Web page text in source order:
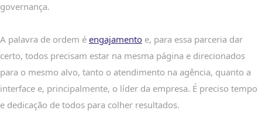
governança.
A palavra de ordem é engajamento e, para essa parceria dar
certo, todos precisam estar na mesma página e direcionados
para o mesmo alvo, tanto o atendimento na agência, quanto a
interface e, principalmente, o líder da empresa. É preciso tempo
e dedicação de todos para colher resultados.